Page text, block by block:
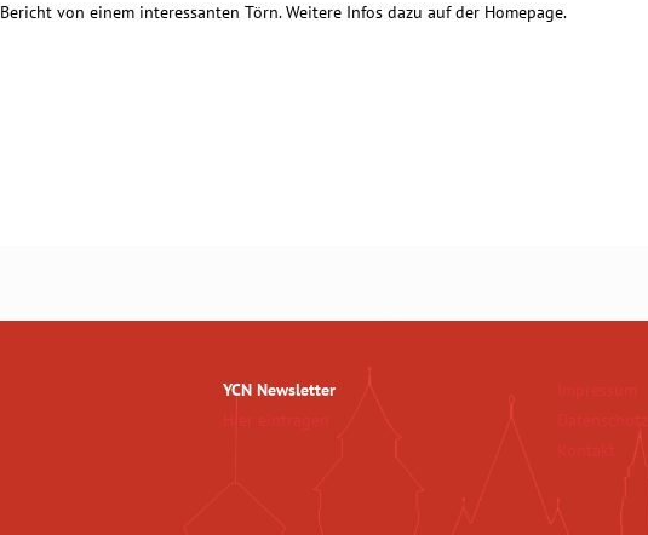
Bericht von einem interessanten Törn. Weitere Infos dazu auf der Homepage.
YCN Newsletter
Hier eintragen
Impressum
Datenschutz
Kontakt